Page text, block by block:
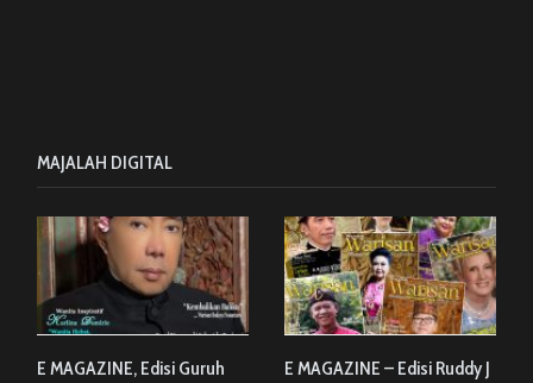
MAJALAH DIGITAL
E MAGAZINE, Edisi Guruh
E MAGAZINE – Edisi Ruddy J